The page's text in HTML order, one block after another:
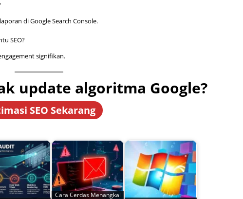
di Google Search Console.
SEO?
signifikan.
update algoritma Google?
SEO Sekarang
Cara Cerdas Menangkal